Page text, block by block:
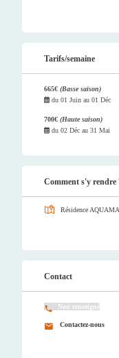
Tarifs/semaine
665€ (Basse saison)
du 01 Juin au 01 Déc
700€ (Haute saison)
du 02 Déc au 31 Mai
Comment s'y rendre
Résidence
Contact
Non renseigné
Contactez-nous